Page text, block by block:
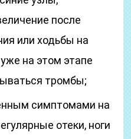
после
или ходьбы на
на этом этапе
тромбы;
симптомами на
отеки, ноги